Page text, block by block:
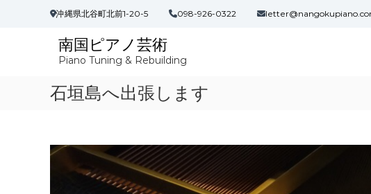
沖縄県北谷町北前1-20-5 098-926-0322
南国ピアノ芸術
Piano Tuning & Rebuilding
石垣島へ出張します